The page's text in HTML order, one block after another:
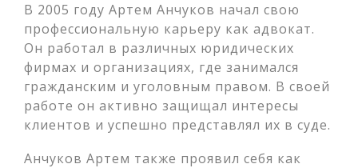
В 2005 году Артем Анчуков начал свою
профессиональную карьеру как адвокат.
Он работал в различных юридических
фирмах и организациях, где занимался
гражданским и уголовным правом. В своей
работе он активно защищал интересы
клиентов и успешно представлял их в суде.
Анчуков Артем также проявил себя как